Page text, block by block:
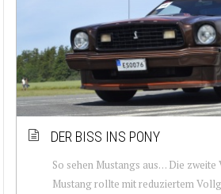
DER BISS INS PONY
So sehen Mustangs aus… Die zweite
Mustang rollte mit reduziertem